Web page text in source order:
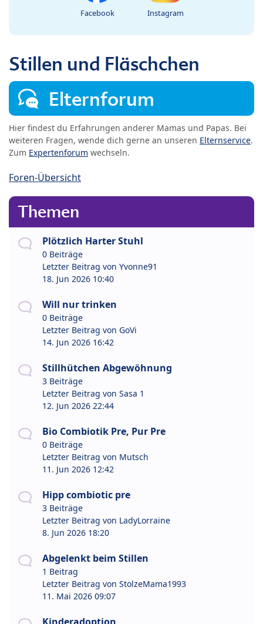
Facebook Instagram
Stillen und Fläschchen
Elternforum
Hier findest du Erfahrungen anderer Mamas und Papas. Bei
weiteren Fragen, wende dich gerne an unseren Elternservice.
Zum Expertenforum wechseln.
Foren-Übersicht
Themen
Plötzlich Harter Stuhl
0 Beiträge
Letzter Beitrag von Yvonne91
18. Jun 2026 10:40
Will nur trinken
0 Beiträge
Letzter Beitrag von GoVi
14. Jun 2026 16:42
Stillhütchen Abgewöhnung
3 Beiträge
Letzter Beitrag von Sasa 1
12. Jun 2026 22:44
Bio Combiotik Pre, Pur Pre
0 Beiträge
Letzter Beitrag von Mutsch
11. Jun 2026 12:42
Hipp combiotic pre
3 Beiträge
Letzter Beitrag von LadyLorraine
8. Jun 2026 18:20
Abgelenkt beim Stillen
1 Beitrag
Letzter Beitrag von StolzeMama1993
11. Mai 2026 09:07